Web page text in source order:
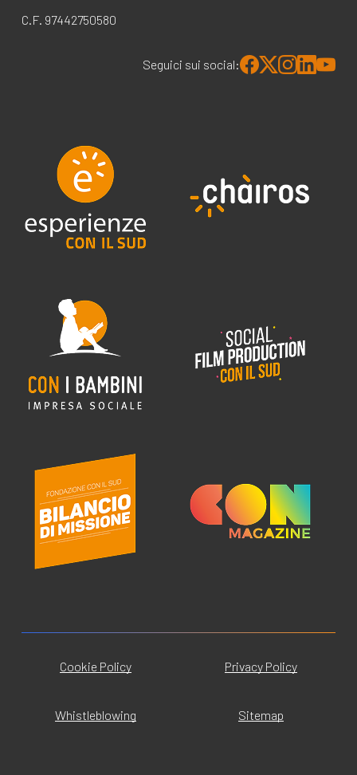
C.F. 97442750580
Seguici sui social:
Cookie Policy Privacy Policy
Whistleblowing Sitemap